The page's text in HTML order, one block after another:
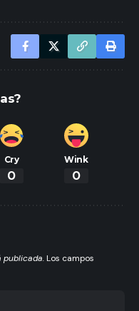
Cry
0
Wink
0
publicada. Los campos